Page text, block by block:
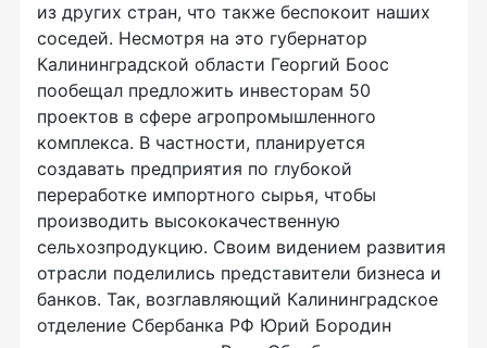
из других стран, что также беспокоит наших
соседей. Несмотря на это губернатор
Калининградской области Георгий Боос
пообещал предложить инвесторам 50
проектов в сфере агропромышленного
комплекса. В частности, планируется
создавать предприятия по глубокой
переработке импортного сырья, чтобы
производить высококачественную
сельхозпродукцию. Своим видением развития
отрасли поделились представители бизнеса и
банков. Так, возглавляющий Калининградское
отделение Сбербанка РФ Юрий Бородин